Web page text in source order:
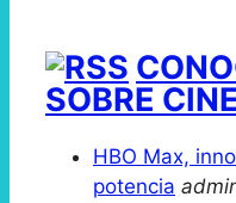
SOBRE CINE
HBO Max,
potencia